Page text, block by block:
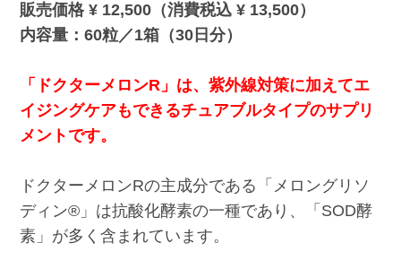
販売価格 ¥ 12,500（消費税込 ¥ 13,500）
内容量：60粒／1箱（30日分）
「ドクターメロンR」は、紫外線対策に加えてエ
イジングケアもできるチュアブルタイプのサプリ
メントです。
ドクターメロンRの主成分である「メロングリソ
ディン®」は抗酸化酵素の一種であり、「SOD酵
素」が多く含まれています。